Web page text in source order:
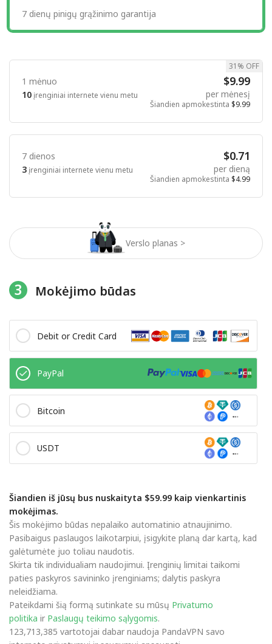
Verslo planas >
7 dienų pinigų grąžinimo garantija
1 mėnuo
10 įrenginiai internete vienu metu
$9.99
per mėnesį
Šiandien apmokestinta $9.99
31% OFF
7 dienos
3 įrenginiai internete vienu metu
$0.71
per dieną
Šiandien apmokestinta $4.99
3 Mokėjimo būdas
Debit or Credit Card
PayPal
Bitcoin
USDT
Šiandien iš jūsų bus nuskaityta $59.99 kaip vienkartinis
mokėjimas.
Šis mokėjimo būdas nepalaiko automatinio atnaujinimo.
Pasibaigus paslaugos laikotarpiui, įsigykite planą dar kartą, kad
galėtumėte juo toliau naudotis.
Skirta tik individualiam naudojimui. Įrenginių limitai taikomi
paties paskyros savininko įrenginiams; dalytis paskyra
neleidžiama.
Pateikdami šią formą sutinkate su mūsų Privatumo
politika ir Paslaugų teikimo sąlygomis.
123,713,385 vartotojai dabar naudoja PandaVPN savo